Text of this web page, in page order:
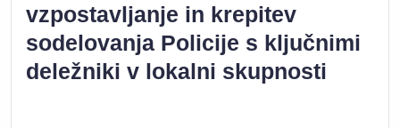
vzpostavljanje in krepitev
sodelovanja Policije s ključnimi
deležniki v lokalni skupnosti